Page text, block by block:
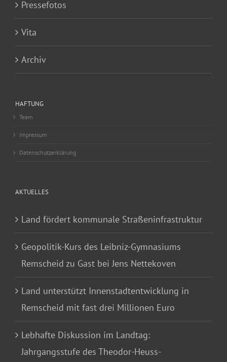
Pressefotos
Vita
Archiv
HAFTUNG
Team
Impressum
Datenschutzerklärung
AKTUELLES
Land fördert kommunale Straßeninfrastruktur
Geopolitik-Kurs des Leibniz-Gymnasiums
Remscheid zu Gast bei Jens Nettekoven
Land unterstützt Innenstadtentwicklung in
Remscheid mit fast drei Millionen Euro
Lebhafte Diskussion im Landtag:
Jahrgangsstufe des Theodor-Heuss-